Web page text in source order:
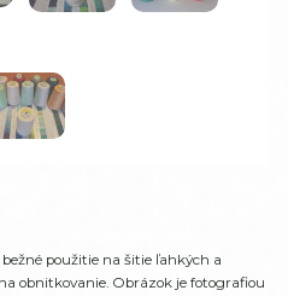
použitie na šitie ľahkých a
obnitkovanie. Obrázok je fotografiou